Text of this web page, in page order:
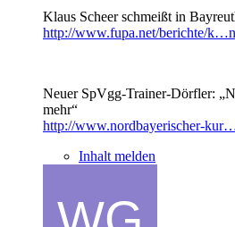
Klaus Scheer schmeißt in
http://www.fupa.net/berichte/
Neuer SpVgg-Trainer-Dörfler:
mehr“
http://www.nordbayerischer-
Inhalt melden